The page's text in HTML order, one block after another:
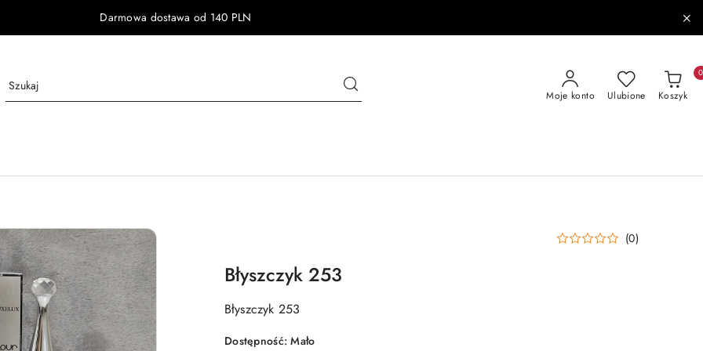
Darmowa dostawa od 140 PLN
Moje konto Ulubione Koszyk
0
(0)
Błyszczyk 253
Błyszczyk 253
Dostępność:Mało